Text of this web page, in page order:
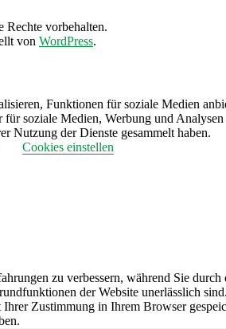
Rechte vorbehalten.
von WordPress.
Funktionen für soziale Medien
für soziale Medien, Werbung und
Nutzung der Dienste gesammelt haben.
Cookies einstellen
zu verbessern, während Sie
der Website unerlässlich
Zustimmung in Ihrem Browser